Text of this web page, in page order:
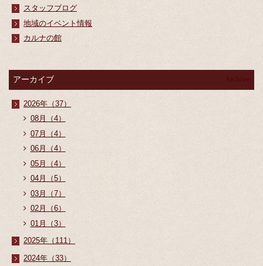
スタッフブログ
地域のイベント情報
カルナの館
アーカイブ
2026年（37）
08月（4）
07月（4）
06月（4）
05月（4）
04月（5）
03月（7）
02月（6）
01月（3）
2025年（111）
2024年（33）